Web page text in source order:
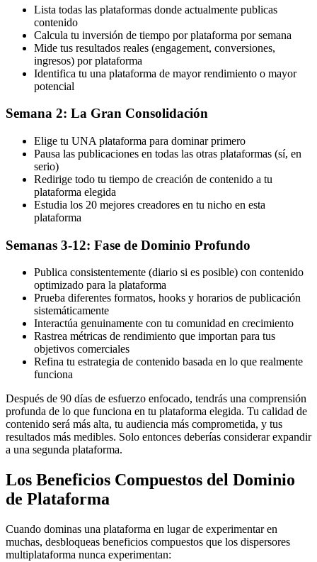
Lista todas las plataformas donde actualmente publicas
contenido
Calcula tu inversión de tiempo por plataforma por semana
Mide tus resultados reales (engagement, conversiones,
ingresos) por plataforma
Identifica tu una plataforma de mayor rendimiento o mayor
potencial
Semana 2: La Gran Consolidación
Elige tu UNA plataforma para dominar primero
Pausa las publicaciones en todas las otras plataformas (sí, en
serio)
Redirige todo tu tiempo de creación de contenido a tu
plataforma elegida
Estudia los 20 mejores creadores en tu nicho en esta
plataforma
Semanas 3-12: Fase de Dominio Profundo
Publica consistentemente (diario si es posible) con contenido
optimizado para la plataforma
Prueba diferentes formatos, hooks y horarios de publicación
sistemáticamente
Interactúa genuinamente con tu comunidad en crecimiento
Rastrea métricas de rendimiento que importan para tus
objetivos comerciales
Refina tu estrategia de contenido basada en lo que realmente
funciona
Después de 90 días de esfuerzo enfocado, tendrás una comprensión
profunda de lo que funciona en tu plataforma elegida. Tu calidad de
contenido será más alta, tu audiencia más comprometida, y tus
resultados más medibles. Solo entonces deberías considerar expandir
a una segunda plataforma.
Los Beneficios Compuestos del Dominio
de Plataforma
Cuando dominas una plataforma en lugar de experimentar en
muchas, desbloqueas beneficios compuestos que los dispersores
multiplataforma nunca experimentan: